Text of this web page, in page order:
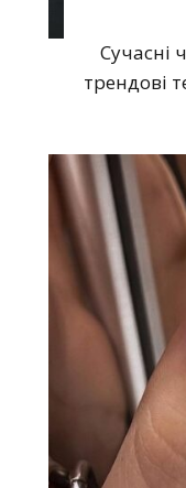
Сучасні
трендові